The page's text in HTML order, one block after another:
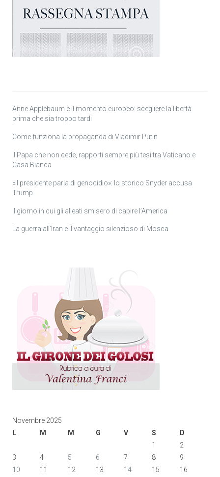
Anne Applebaum e il momento europeo: scegliere la libertà
prima che sia troppo tardi
Come funziona la propaganda di Vladimir Putin
Il Papa che non cede, rapporti sempre più tesi tra Vaticano e
Casa Bianca
«Il presidente parla di genocidio»: lo storico Snyder accusa
Trump
Il giorno in cui gli alleati smisero di capire l’America
La guerra all’Iran e il vantaggio silenzioso di Mosca
Novembre 2025
L
M M G V S
D
1
2
3
4 5 6 7 8
9
10
11 12 13 14 15
16